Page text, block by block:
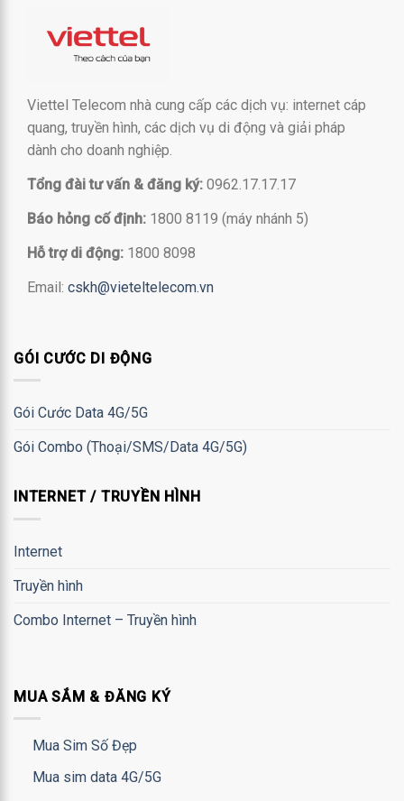
Viettel Telecom nhà cung cấp các dịch vụ: internet cáp
quang, truyền hình, các dịch vụ di động và giải pháp
dành cho doanh nghiệp.
Tổng đài tư vấn & đăng ký: 0962.17.17.17
Báo hỏng cố định: 1800 8119 (máy nhánh 5)
Hỗ trợ di động: 1800 8098
Email: cskh@vieteltelecom.vn
GÓI CƯỚC DI ĐỘNG
Gói Cước Data 4G/5G
Gói Combo (Thoại/SMS/Data 4G/5G)
INTERNET / TRUYỀN HÌNH
Internet
Truyền hình
Combo Internet – Truyền hình
MUA SẮM & ĐĂNG KÝ
Mua Sim Số Đẹp
Mua sim data 4G/5G